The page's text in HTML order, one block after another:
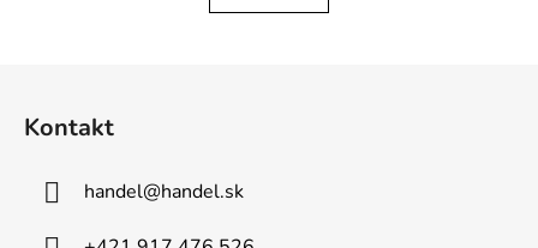
Kontakt
handel@handel.sk